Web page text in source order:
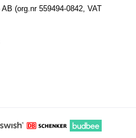
(org.nr 559494-0842, VAT